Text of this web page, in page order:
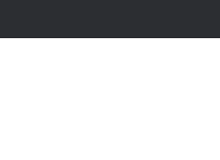
görünümü değiştir